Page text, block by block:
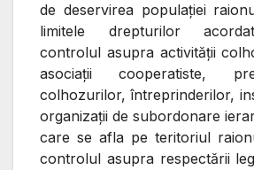
de deservirea populaţiei
limitele drepturilor
controlul asupra activităţii
asociaţii cooperatiste,
colhozurilor, întreprinderilor,
organizaţii de subordonare
care se afla pe teritoriul
controlul asupra respectării